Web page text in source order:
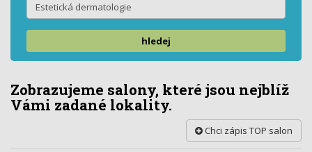
hledej
Zobrazujeme salony, které jsou nejblíž
Vámi zadané lokality.
Chci zápis TOP salon